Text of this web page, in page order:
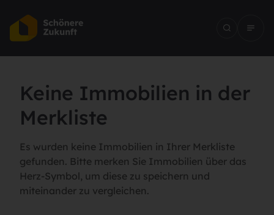
Keine Immobilien in der
Merkliste
Es wurden keine Immobilien in Ihrer Merkliste
gefunden. Bitte merken Sie Immobilien über das
Herz-Symbol, um diese zu speichern und
miteinander zu vergleichen.